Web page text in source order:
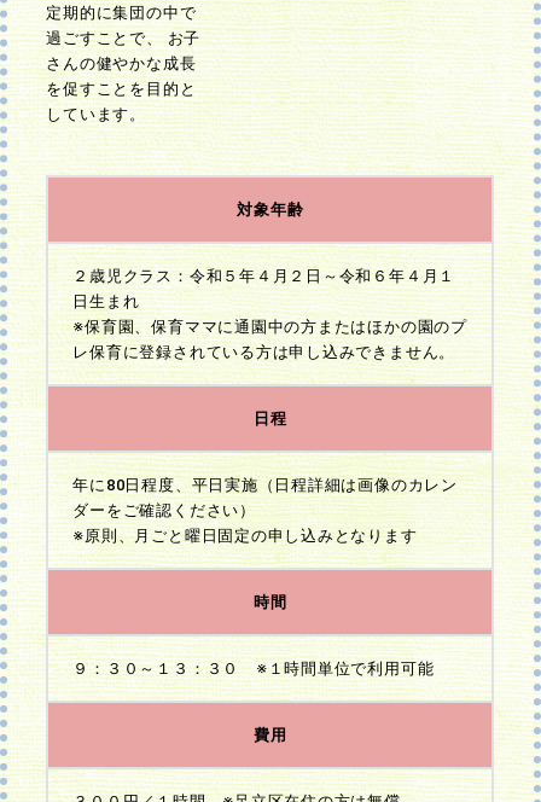
定期的に集団の中で
過ごすことで、 お子
さんの健やかな成長
を促すことを目的と
しています。
対象年齢
２歳児クラス：令和５年４月２日～令和６年４月１
日生まれ
※保育園、保育ママに通園中の方またはほかの園のプ
レ保育に登録されている方は申し込みできません。
日程
年に80日程度、平日実施（日程詳細は画像のカレン
ダーをご確認ください）
※原則、月ごと曜日固定の申し込みとなります
時間
９：３０～１３：３０ ※１時間単位で利用可能
費用